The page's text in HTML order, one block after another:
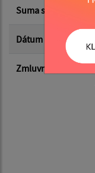
Filtrovať
Suma s DPH*
Dátum uzavretia
Zmluvná strana